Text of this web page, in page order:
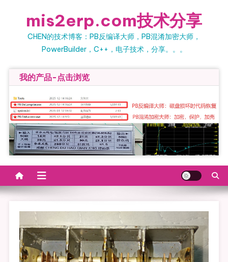
mis2erp.com技术分享
CHEN的技术博客：PB反编译大师，PB混淆加密大师，
PowerBuilder，C++，电子技术，分享。。。
我的产品-点击浏览